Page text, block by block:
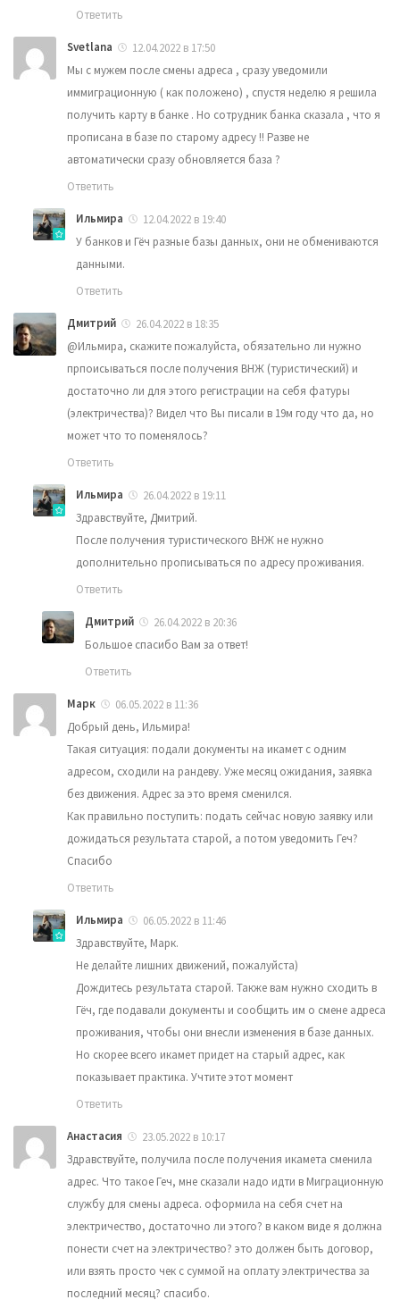
Ответить
Svetlana
12.04.2022 в 17:50
Мы с мужем после смены адреса , сразу уведомили
иммиграционную ( как положено) , спустя неделю я решила
получить карту в банке . Но сотрудник банка сказала , что я
прописана в базе по старому адресу !! Разве не
автоматически сразу обновляется база ?
Ответить
Ильмира
12.04.2022 в 19:40
У банков и Гёч разные базы данных, они не обмениваются
данными.
Ответить
Дмитрий
26.04.2022 в 18:35
@Ильмира, скажите пожалуйста, обязательно ли нужно
прпоисываться после получения ВНЖ (туристический) и
достаточно ли для этого регистрации на себя фатуры
(электричества)? Видел что Вы писали в 19м году что да, но
может что то поменялось?
Ответить
Ильмира
26.04.2022 в 19:11
Здравствуйте, Дмитрий.
После получения туристического ВНЖ не нужно
дополнительно прописываться по адресу проживания.
Ответить
Дмитрий
26.04.2022 в 20:36
Большое спасибо Вам за ответ!
Ответить
Марк
06.05.2022 в 11:36
Добрый день, Ильмира!
Такая ситуация: подали документы на икамет с одним
адресом, сходили на рандеву. Уже месяц ожидания, заявка
без движения. Адрес за это время сменился.
Как правильно поступить: подать сейчас новую заявку или
дожидаться результата старой, а потом уведомить Геч?
Спасибо
Ответить
Ильмира
06.05.2022 в 11:46
Здравствуйте, Марк.
Не делайте лишних движений, пожалуйста)
Дождитесь результата старой. Также вам нужно сходить в
Гёч, где подавали документы и сообщить им о смене адреса
проживания, чтобы они внесли изменения в базе данных.
Но скорее всего икамет придет на старый адрес, как
показывает практика. Учтите этот момент
Ответить
Анастасия
23.05.2022 в 10:17
Здравствуйте, получила после получения икамета сменила
адрес. Что такое Геч, мне сказали надо идти в Миграционную
службу для смены адреса. оформила на себя счет на
электричество, достаточно ли этого? в каком виде я должна
понести счет на электричество? это должен быть договор,
или взять просто чек с суммой на оплату электричества за
последний месяц? спасибо.